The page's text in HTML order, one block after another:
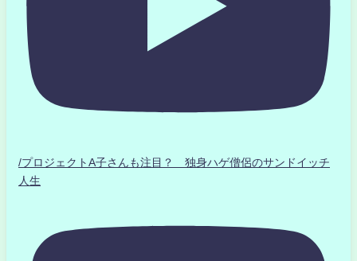
/プロジェクトA子さんも注目？ 独身ハゲ僧侶のサンドイッチ
人生